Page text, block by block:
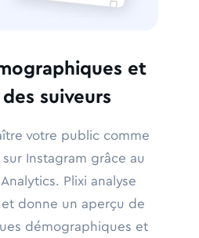
et
suiveurs
votre public comme
Instagram grâce au
Plixi analyse
donne un aperçu de
démographiques et